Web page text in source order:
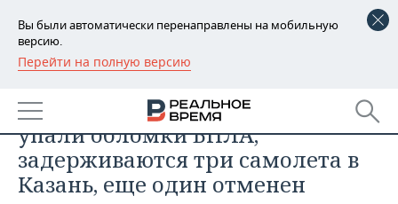
Вы были автоматически перенаправлены на мобильную
версию.
Перейти на полную версию
РЕГИОНЫ
БАШКОРТОСТАН
ТАТАРСТАН
УДМУРТИЯ
НОВОСТИ
АНАЛИТИКА
НОВОСТИ АНАЛИТИКИ
ЭКОНОМИКА
В аэропорту Шереметьево, где
упали обломки БПЛА,
задерживаются три самолета в
Казань, еще один отменен